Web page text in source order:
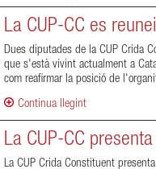
La CUP-CC es
Dues diputades de la CUP Crida
que s'està vivint actualment a
com reafirmar la posició de
Continua llegint
La CUP-CC
La CUP Crida Constituent